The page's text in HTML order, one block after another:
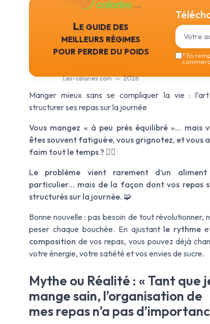
Le guide des
meilleurs régimes
pour perdre du poids
Les-calories.com — 2026
*En
Manger mieux sans se compliquer la vie :
structurer ses repas sur la journée
Vous mangez « à peu près équilibré »… mais
êtes souvent fatigué·e, vous grignotez, et vous
faim tout le temps ? 😵‍💫
Le problème vient rarement d’un
particulier… mais de la façon dont vos repas
structurés sur la journée. 🧩
Bonne nouvelle : pas besoin de tout révolutionner,
peser chaque bouchée. En ajustant le rythme
composition de vos repas, vous pouvez déjà
votre énergie, votre satiété et vos envies de sucre.
Mythe ou Réalité : « Tant que
mange sain, l’organisation de
mes repas n’a pas